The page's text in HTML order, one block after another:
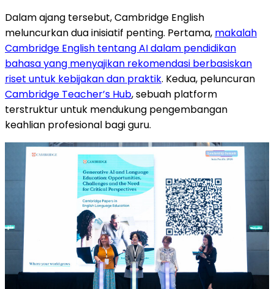
Dalam ajang tersebut, Cambridge English
meluncurkan dua inisiatif penting. Pertama, makalah
Cambridge English tentang AI dalam pendidikan
bahasa yang menyajikan rekomendasi berbasiskan
riset untuk kebijakan dan praktik. Kedua, peluncuran
Cambridge Teacher’s Hub, sebuah platform
terstruktur untuk mendukung pengembangan
keahlian profesional bagi guru.